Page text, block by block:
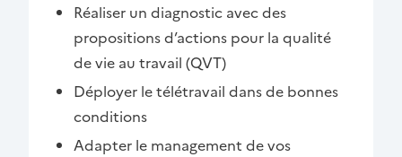
Réaliser un diagnostic avec des
propositions d’actions pour la qualité
de vie au travail (QVT)
Déployer le télétravail dans de bonnes
conditions
Adapter le management de vos